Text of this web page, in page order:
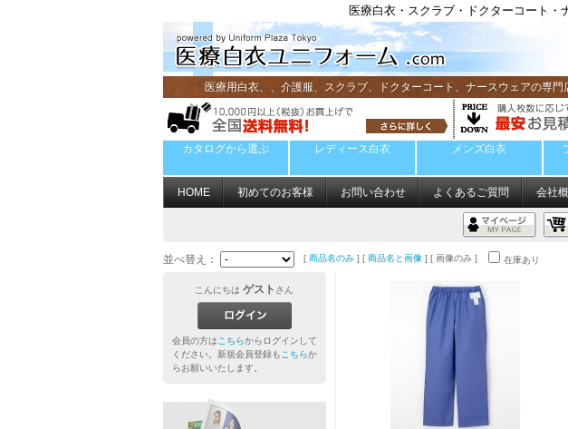
医療白衣・スクラブ・ドクターコート
医療用白衣、、介護服、スクラブ、ドクターコート、ナースウェアの専
カタログから選ぶ レディース白衣 メンズ白衣
HOME 初めてのお客様 お問い合わせ よくあるご質問 会社
並べ替え： [ 商品名のみ] [ 商品名と画像 ] [ 画像のみ ] 在庫あり
こんにちは ゲスト さん
会員の方はこちらからログインして
ください。新規会員登録もこちらか
らお願いいたします。